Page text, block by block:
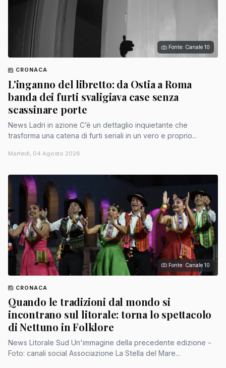
Fonte: Canale 10
CRONACA
L'inganno del libretto: da Ostia a Roma
banda dei furti svaligiava case senza
scassinare porte
News Ladri in azione C’è un dettaglio inquietante che
trasforma una catena di furti seriali in un vero e proprio...
Martedì, 04 Agosto 2026
Fonte: Canale 10
CRONACA
Quando le tradizioni dal mondo si
incontrano sul litorale: torna lo spettacolo
di Nettuno in Folklore
News Litorale Sud Un'immagine della precedente edizione -
Foto: canali social Associazione La Stella del Mare...